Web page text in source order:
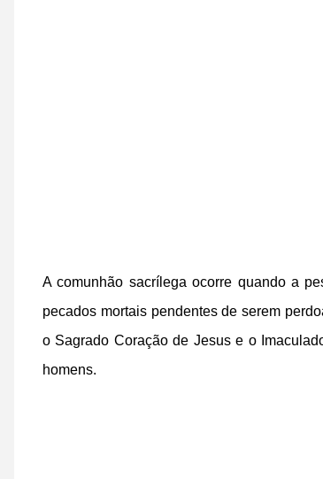
A comunhão sacrílega ocorre quando a
pecados mortais pendentes de serem
o Sagrado Coração de Jesus e o
homens.